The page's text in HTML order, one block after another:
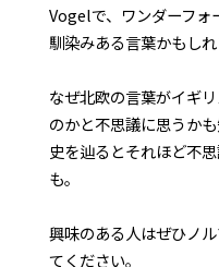
Vogelで、ワンダーフォ
馴染みある言葉かもしれ
なぜ北欧の言葉がイギ
のかと不思議に思うか
史を辿るとそれほど不
も。
興味のある人はぜひノ
てください。